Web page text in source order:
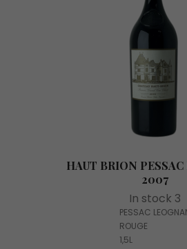
HAUT BRION
2007
In stock 3
PESSAC
ROUGE
1,5L